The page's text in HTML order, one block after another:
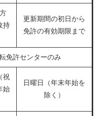
持
更新期間の初日から
免許の有効期限まで
免許センターのみ
祝
始
日曜日（年末年始を
除く）